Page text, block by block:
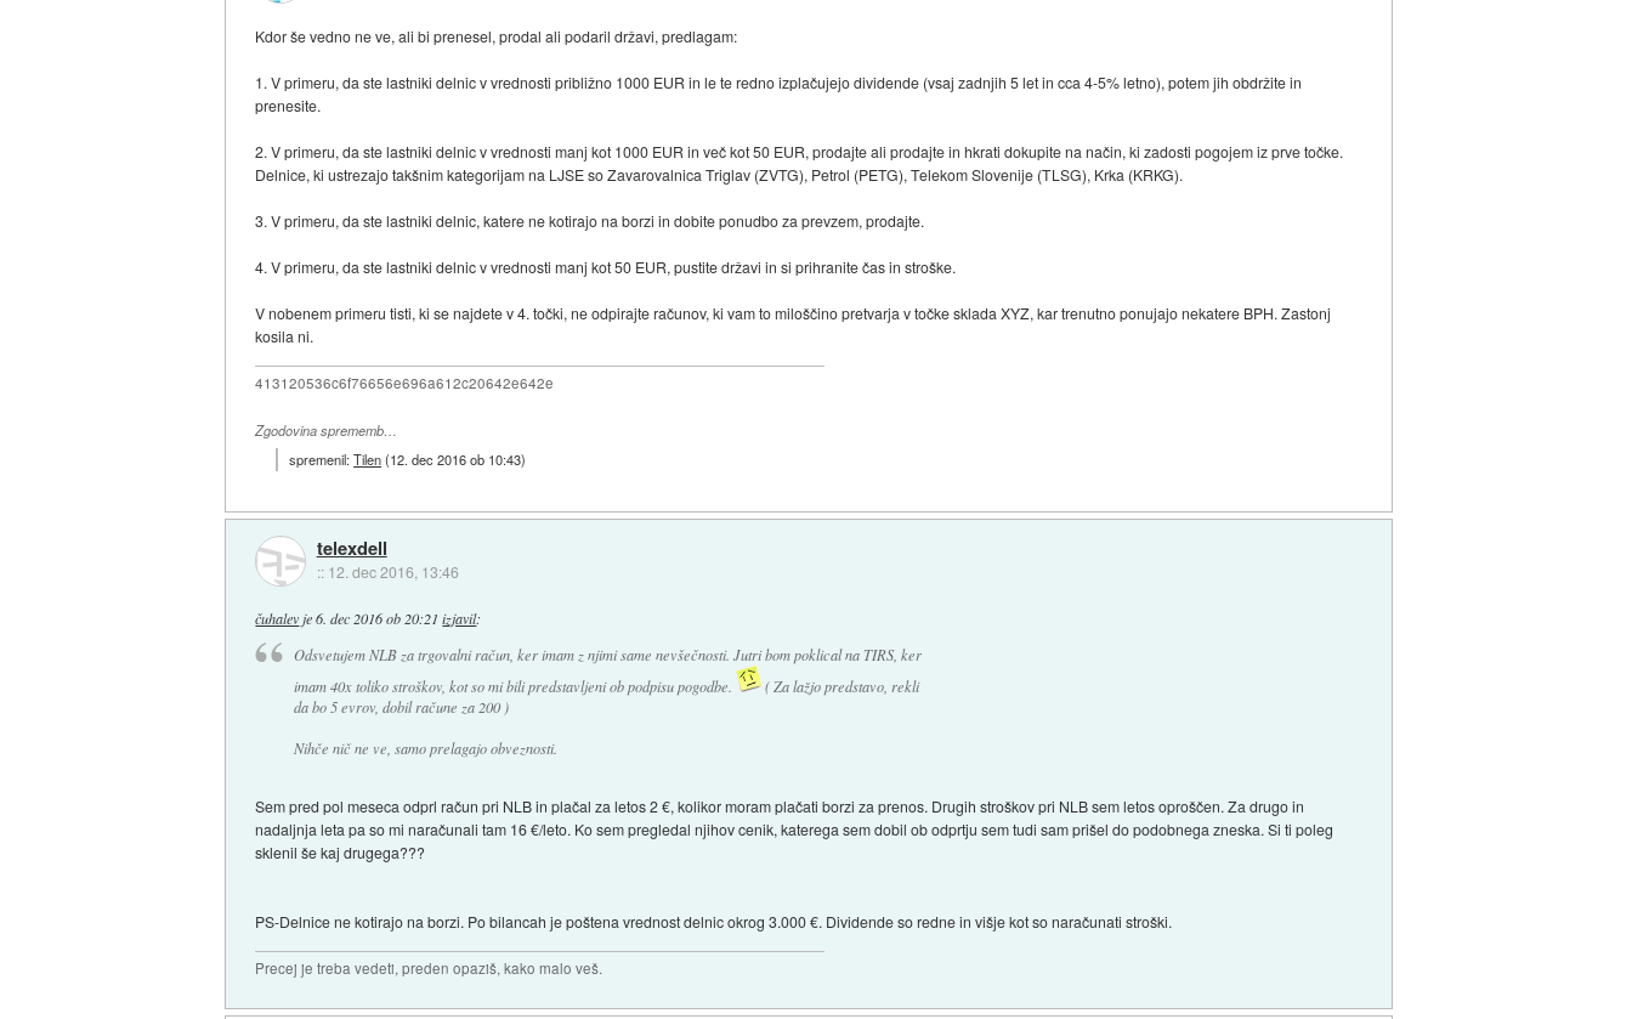
Kdor še vedno ne ve, ali bi prenesel, prodal ali podaril državi, predlagam:
1. V primeru, da ste lastniki delnic v vrednosti približno 1000 EUR in le te redno izplačujejo dividende (vsaj zadnjih 5 let in cca 4-5% letno), potem jih obdržite in
prenesite.
2. V primeru, da ste lastniki delnic v vrednosti manj kot 1000 EUR in več kot 50 EUR, prodajte ali prodajte in hkrati dokupite na način, ki zadosti pogojem iz prve točke.
Delnice, ki ustrezajo takšnim kategorijam na LJSE so Zavarovalnica Triglav (ZVTG), Petrol (PETG), Telekom Slovenije (TLSG), Krka (KRKG).
3. V primeru, da ste lastniki delnic, katere ne kotirajo na borzi in dobite ponudbo za prevzem, prodajte.
4. V primeru, da ste lastniki delnic v vrednosti manj kot 50 EUR, pustite državi in si prihranite čas in stroške.
V nobenem primeru tisti, ki se najdete v 4. točki, ne odpirajte računov, ki vam to miloščino pretvarja v točke sklada XYZ, kar trenutno ponujajo nekatere BPH. Zastonj
kosila ni.
413120536c6f76656e696a612c20642e642e
Zgodovina sprememb…
spremenil:Tilen(12. dec 2016 ob 10:43)
telexdell
:: 12. dec 2016, 13:46
čuhalev je6. dec 2016 ob 20:21 izjavil:
Odsvetujem NLB za trgovalni račun, ker imam z njimi same nevšečnosti. Jutri bom poklical na TIRS, ker
imam 40x toliko stroškov, kot so mi bili predstavljeni ob podpisu pogodbe.
( Za lažjo predstavo, rekli
da bo 5 evrov, dobil račune za 200 )
Nihče nič ne ve, samo prelagajo obveznosti.
Sem pred pol meseca odprl račun pri NLB in plačal za letos 2 €, kolikor moram plačati borzi za prenos. Drugih stroškov pri NLB sem letos oproščen. Za drugo in
nadaljnja leta pa so mi naračunali tam 16 €/leto. Ko sem pregledal njihov cenik, katerega sem dobil ob odprtju sem tudi sam prišel do podobnega zneska. Si ti poleg
sklenil še kaj drugega???
PS-Delnice ne kotirajo na borzi. Po bilancah je poštena vrednost delnic okrog 3.000 €. Dividende so redne in višje kot so naračunati stroški.
Precej je treba vedeti, preden opaziš, kako malo veš.